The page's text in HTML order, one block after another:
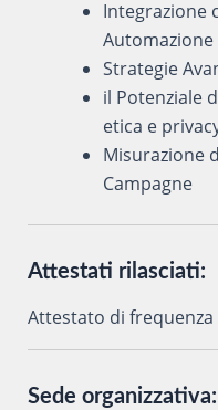
Integrazione
Strategie
il Potenziale
etica e
Misurazione
Campagne
Attestati rilasciati:
Attestato di frequenza
Sede organizzativa: